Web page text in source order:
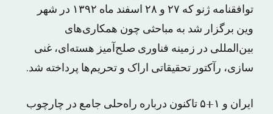
توافقنامه ژنو که ۲۷ و ۲۸ اسفند ماه ۱۳۹۲ در شهر
وین برگزار شد به مباحثی چون همکاری‌های
بین‌المللی در زمینه فناوری صلح‌آمیز هسته‌ای، غنی
سازی، رآکتور تحقیقاتی اراک و تحریم‌ها پرداخته شد.
ایران و ۱+۵ تاکنون درباره راه‌حلی جامع در چارچوب